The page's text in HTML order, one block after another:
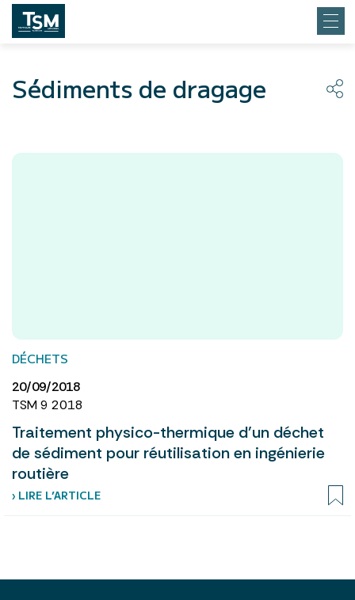
Sédiments de dragage
DÉCHETS
20/09/2018
TSM 9 2018
Traitement physico-thermique d’un déchet
de sédiment pour réutilisation en ingénierie
routière
› LIRE L’ARTICLE